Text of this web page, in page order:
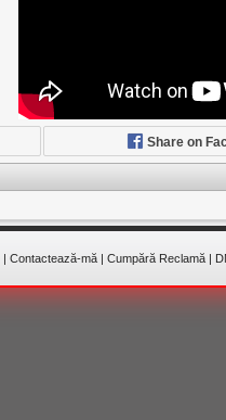
Share on
| Contactează-mă| Cumpără Reclamă|